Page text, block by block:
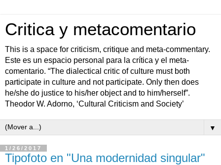
Critica y metacomentario
This is a space for criticism, critique and meta-commentary.
Este es un espacio personal para la crítica y el meta-
comentario. “The dialectical critic of culture must both
participate in culture and not participate. Only then does
he/she do justice to his/her object and to him/herself”.
Theodor W. Adorno, ‘Cultural Criticism and Society’
▼
1/26/2017
Tipofoto en "Una modernidad singular"